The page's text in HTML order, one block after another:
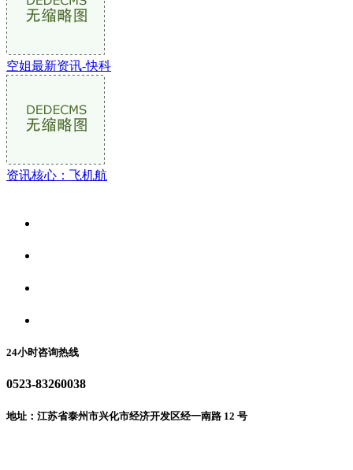
空姐最新资讯-快科
资讯核心：飞机航
24小时咨询热线
0523-83260038
地址：江苏省泰州市兴化市经济开发区经一南路 12 号